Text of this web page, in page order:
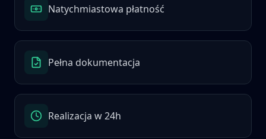
Natychmiastowa płatność
Pełna dokumentacja
Realizacja w 24h